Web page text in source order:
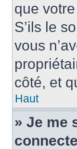
que
S’ils le
vous
côté, et
Haut
» Je me